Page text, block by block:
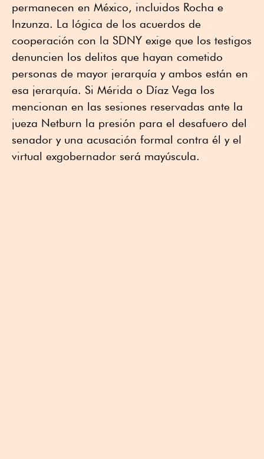
permanecen en México, incluidos Rocha e
Inzunza. La lógica de los acuerdos de
cooperación con la SDNY exige que los testigos
denuncien los delitos que hayan cometido
personas de mayor jerarquía y ambos están en
esa jerarquía. Si Mérida o Díaz Vega los
mencionan en las sesiones reservadas ante la
jueza Netburn la presión para el desafuero del
senador y una acusación formal contra él y el
virtual exgobernador será mayúscula.